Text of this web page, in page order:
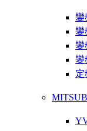
變
變
變
變
定